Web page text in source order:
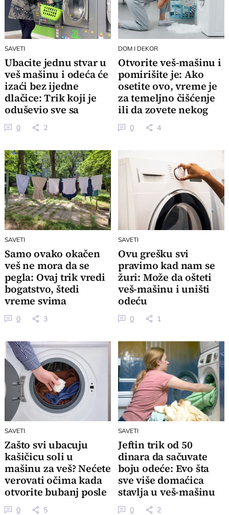
SAVETI
Ubacite jednu stvar u
veš mašinu i odeća će
izaći bez ijedne
dlačice: Trik koji je
oduševio sve sa
ljubimcima
0 2
DOM I DEKOR
Otvorite veš-mašinu i
pomirišite je: Ako
osetite ovo, vreme je
za temeljno čišćenje
ili da zovete nekog
upomoć
0 4
SAVETI
Samo ovako okačen
veš ne mora da se
pegla: Ovaj trik vredi
bogatstvo, štedi
vreme svima
0 3
SAVETI
Ovu grešku svi
pravimo kad nam se
žuri: Može da ošteti
veš-mašinu i uništi
odeću
0 1
SAVETI
Zašto svi ubacuju
kašičicu soli u
mašinu za veš? Nećete
verovati očima kada
otvorite bubanj posle
pranja
0 5
SAVETI
Jeftin trik od 50
dinara da sačuvate
boju odeće: Evo šta
sve više domaćica
stavlja u veš-mašinu
0 2